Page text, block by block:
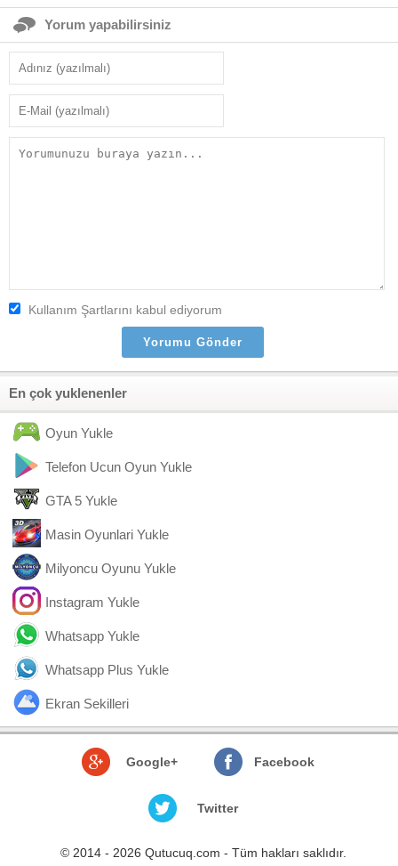
Yorum yapabilirsiniz
Kullanım Şartlarını kabul ediyorum
En çok yuklenenler
Oyun Yukle
Telefon Ucun Oyun Yukle
GTA 5 Yukle
Masin Oyunlari Yukle
Milyoncu Oyunu Yukle
Instagram Yukle
Whatsapp Yukle
Whatsapp Plus Yukle
Ekran Sekilleri
Google+ Facebook
Twitter
© 2014 - 2026 Qutucuq.com - Tüm hakları saklıdır.